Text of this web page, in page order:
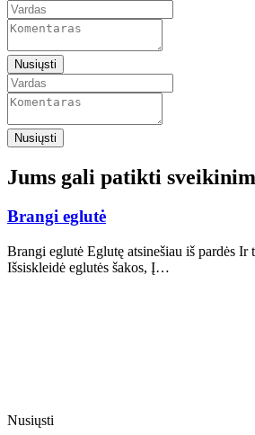
Nusiųsti
Nusiųsti
Jums gali patikti
Brangi eglutė
Brangi eglutė Eglutę atsinešiau iš pardės Ir
Išsiskleidė eglutės šakos, Į…
Nusiųsti